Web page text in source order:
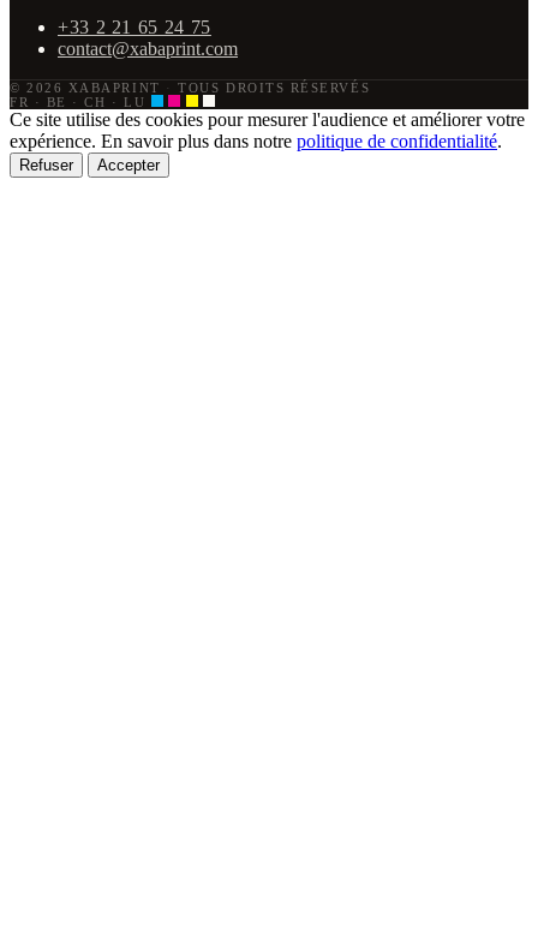
+33 2 21 65 24 75
contact@xabaprint.com
© 2026 XABAPRINT ·
TOUS DROITS RÉSERVÉS
FR · BE · CH · LU
Ce site utilise des cookies pour mesurer l'audience et améliorer votre
expérience. En savoir plus dans notre politique de confidentialité.
Refuser Accepter